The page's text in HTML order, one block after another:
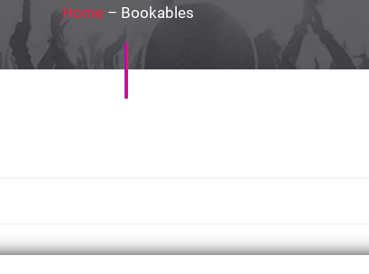
Home– Bookables